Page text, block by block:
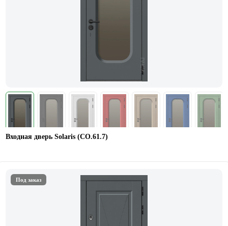
Входная дверь Solaris (СО.61.7)
Под заказ